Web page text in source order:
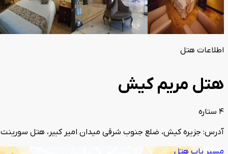
اطلاعات هتل
هتل مریم کیش
4 ستاره
آدرس: جزیره کیش، ضلع جنوب شرقی میدان امیر کبیر، هتل سورینت
مسیر یاب هتل